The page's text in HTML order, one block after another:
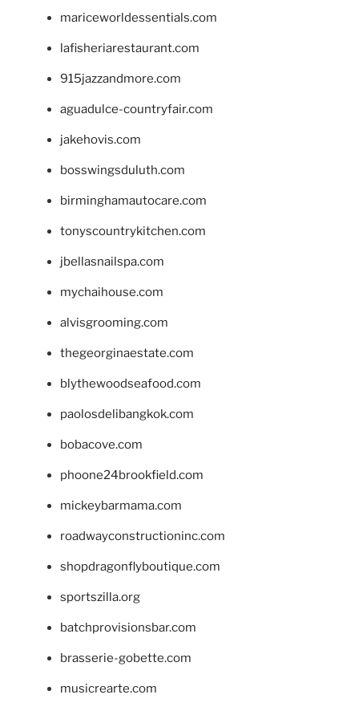
mariceworldessentials.com
lafisheriarestaurant.com
915jazzandmore.com
aguadulce-countryfair.com
jakehovis.com
bosswingsduluth.com
birminghamautocare.com
tonyscountrykitchen.com
jbellasnailspa.com
mychaihouse.com
alvisgrooming.com
thegeorginaestate.com
blythewoodseafood.com
paolosdelibangkok.com
bobacove.com
phoone24brookfield.com
mickeybarmama.com
roadwayconstructioninc.com
shopdragonflyboutique.com
sportszilla.org
batchprovisionsbar.com
brasserie-gobette.com
musicrearte.com